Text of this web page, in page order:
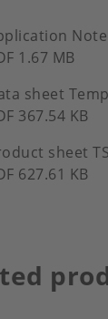
1.67 MB
sheet
367.54 KB
sheet
627.61 KB